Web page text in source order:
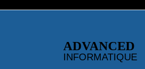
ADVANCED
INFORMATIQUE